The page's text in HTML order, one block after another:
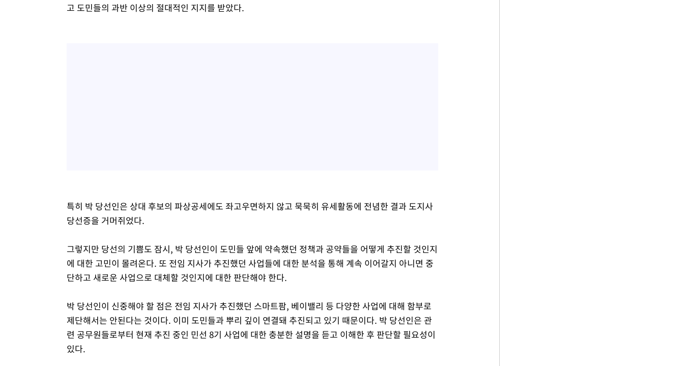
고 도민들의 과반 이상의 절대적인 지지를 받았다.
특히 박 당선인은 상대 후보의 파상공세에도 좌고우면하지 않고 묵묵히 유세활동에 전념한 결과 도지사
당선증을 거머쥐었다.
그렇지만 당선의 기쁨도 잠시, 박 당선인이 도민들 앞에 약속했던 정책과 공약들을 어떻게 추진할 것인지
에 대한 고민이 몰려온다. 또 전임 지사가 추진했던 사업들에 대한 분석을 통해 계속 이어갈지 아니면 중
단하고 새로운 사업으로 대체할 것인지에 대한 판단해야 한다.
박 당선인이 신중해야 할 점은 전임 지사가 추진했던 스마트팜, 베이밸리 등 다양한 사업에 대해 함부로
제단해서는 안된다는 것이다. 이미 도민들과 뿌리 깊이 연결돼 추진되고 있기 때문이다. 박 당선인은 관
련 공무원들로부터 현재 추진 중인 민선 8기 사업에 대한 충분한 설명을 듣고 이해한 후 판단할 필요성이
있다.